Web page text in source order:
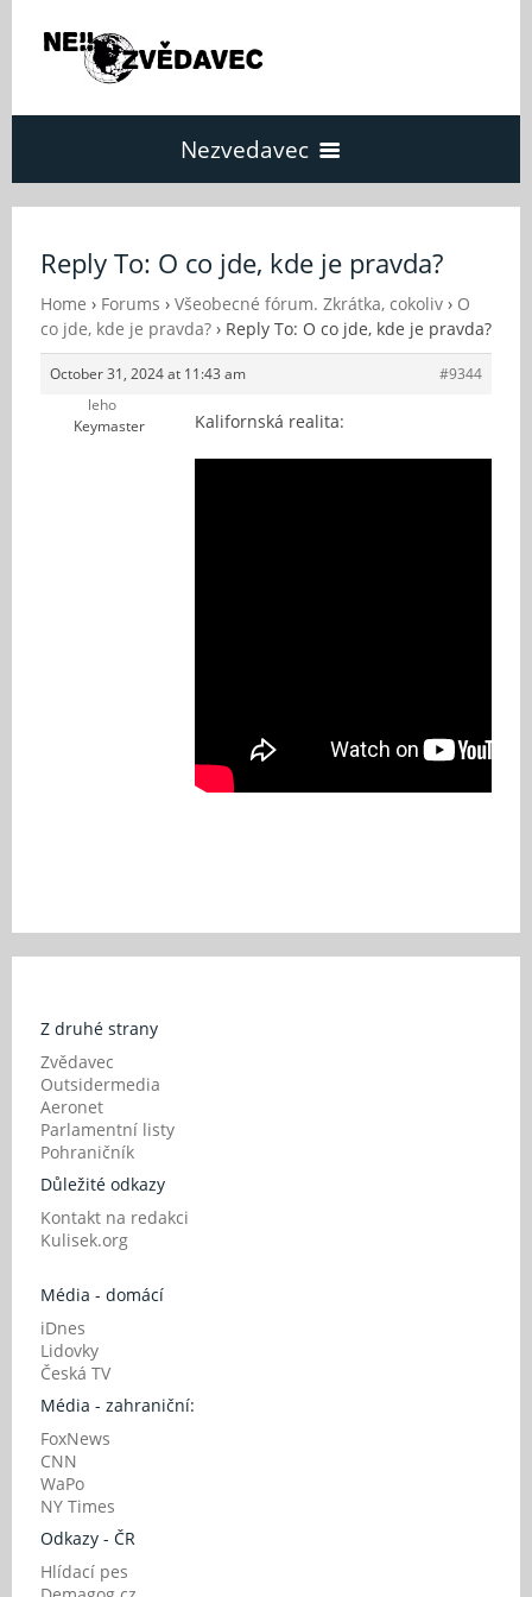
Nezvedavec
Fórum
O Nezvědavci
Kontakt
Reply To: O co jde, kde je pravda?
Home › Forums › Všeobecné fórum. Zkrátka, cokoliv › O
co jde, kde je pravda? › Reply To: O co jde, kde je pravda?
October 31, 2024 at 11:43 am
#9344
leho
Keymaster
Kalifornská realita:
Z druhé strany
Zvědavec
Outsidermedia
Aeronet
Parlamentní listy
Pohraničník
Důležité odkazy
Kontakt na redakci
Kulisek.org
Média - domácí
iDnes
Lidovky
Česká TV
Média - zahraniční:
FoxNews
CNN
WaPo
NY Times
Odkazy - ČR
Hlídací pes